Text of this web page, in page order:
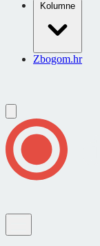
Kolumne
Zbogom.hr